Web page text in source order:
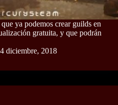
ya podemos crear guilds en
gratuita, y que podrán
diciembre, 2018